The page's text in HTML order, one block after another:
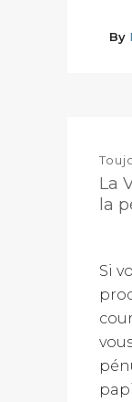
By
La
la
Si